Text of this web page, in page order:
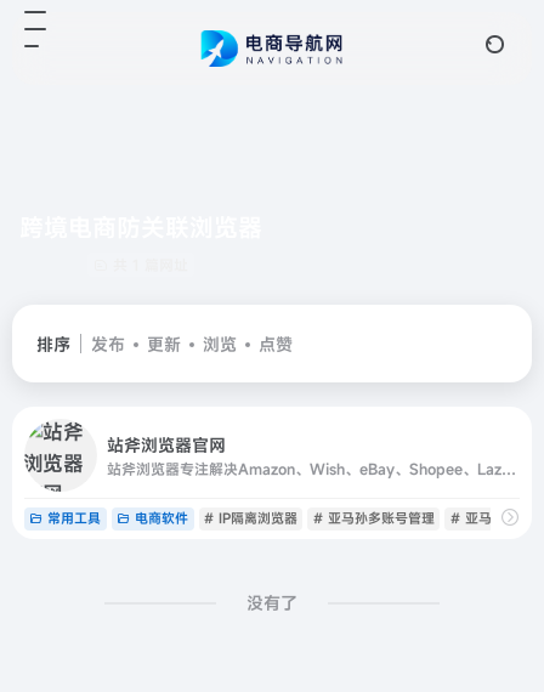
排序 发布 更新 浏览 点赞
站斧浏览器官网
站斧浏览器专注解决Amazon、Wish、eBay、Shopee、Lazada等跨境电商账号安全管理问题。为电商卖家提供专业的店铺安全提速运营方案，支持定制化提供服务,利用专业技术团队让跨境更安全高效。
常用工具 电商软件 # IP隔离浏览器 # 亚马孙多账号管理 # 亚马逊跨境
没有了